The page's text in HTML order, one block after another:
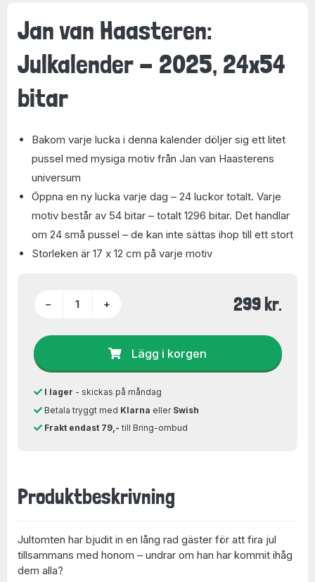
Jan van Haasteren:
Julkalender - 2025, 24x54
bitar
Bakom varje lucka i denna kalender döljer sig ett litet
pussel med mysiga motiv från Jan van Haasterens
universum
Öppna en ny lucka varje dag – 24 luckor totalt. Varje
motiv består av 54 bitar – totalt 1296 bitar. Det handlar
om 24 små pussel – de kan inte sättas ihop till ett stort
Storleken är 17 x 12 cm på varje motiv
− + 299 kr.
Lägg i korgen
I lager - skickas på måndag
Betala tryggt med Klarna eller Swish
Frakt endast 79,- till Bring-ombud
Produktbeskrivning
Jultomten har bjudit in en lång rad gäster för att fira jul
tillsammans med honom – undrar om han har kommit ihåg
dem alla?